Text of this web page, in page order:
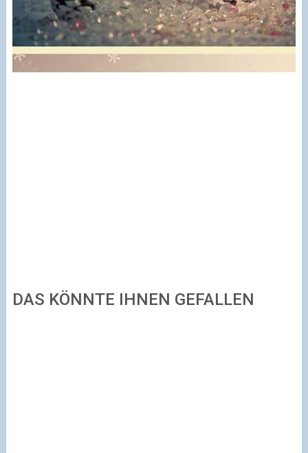
DAS KÖNNTE IHNEN GEFALLEN